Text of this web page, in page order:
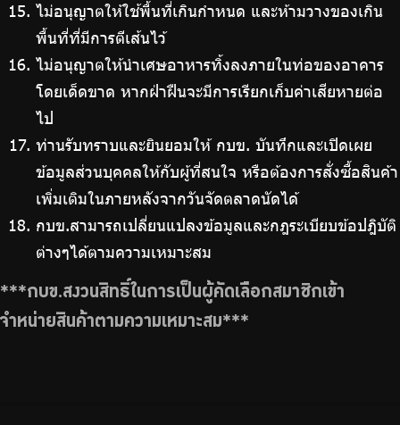
ไม่อนุญาตให้ใช้พื้นที่เกินกำหนด และห้ามวางของเกิน
พื้นที่ที่มีการตีเส้นไว้
ไม่อนุญาตให้นำเศษอาหารทิ้งลงภายในท่อของอาคาร
โดยเด็ดขาด หากฝ่าฝืนจะมีการเรียกเก็บค่าเสียหายต่อ
ไป
ท่านรับทราบและยินยอมให้ กบข. บันทึกและเปิดเผย
ข้อมูลส่วนบุคคลให้กับผู้ที่สนใจ หรือต้องการสั่งซื้อสินค้า
เพิ่มเติมในภายหลังจากวันจัดตลาดนัดได้
กบข.สามารถเปลี่ยนแปลงข้อมูลและกฎระเบียบข้อปฎิบัติ
ต่างๆได้ตามความเหมาะสม
***กบข.สงวนสิทธิ์ในการเป็นผู้คัดเลือกสมาชิกเข้า
จำหน่ายสินค้าตามความเหมาะสม***